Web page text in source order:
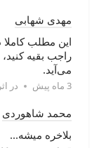
مهدی شهابی
این مطلب کاملا
راجب بقیه
می‌آید.
در اثر
محمد شاهوردی
بلاخره میشه...